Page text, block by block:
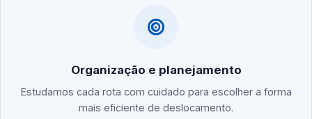
Organização e planejamento
Estudamos cada rota com cuidado para escolher a forma
mais eficiente de deslocamento.